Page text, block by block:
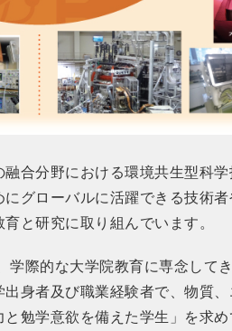
合分野における環境共生型科
グローバルに活躍できる技術
と研究に取り組んでいます。
際的な大学院教育に専念して
身者及び職業経験者で、物質
勉学意欲を備えた学生」を求め